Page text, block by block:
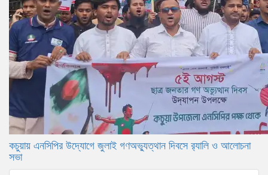
কচুয়ায় এনসিপির উদ্যোগে জুলাই গণঅভ্যুত্থান দিবসে র‌্যালি ও আলোচনা
সভা